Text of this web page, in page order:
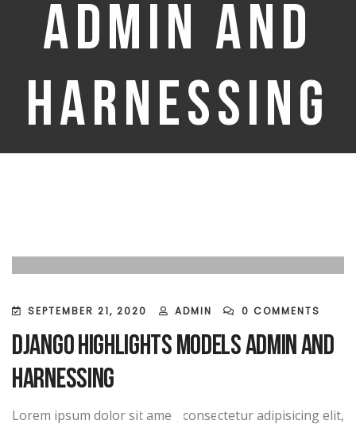
Admin And
Harnessing
SEPTEMBER 21, 2020 ADMIN 0 COMMENTS
Django Highlights Models Admin And
Harnessing
Lorem ipsum dolor sit amet, consectetur adipisicing elit,